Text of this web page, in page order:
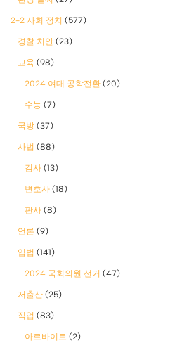
2-2 사회 정치 (577)
경찰 치안 (23)
교육 (98)
2024 여대 공학전환 (20)
수능 (7)
국방 (37)
사법 (88)
검사 (13)
변호사 (18)
판사 (8)
언론 (9)
입법 (141)
2024 국회의원 선거 (47)
저출산 (25)
직업 (83)
아르바이트 (2)